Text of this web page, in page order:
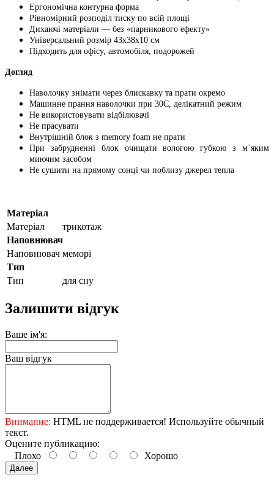
Ергономічна контурна форма
Рівномірний розподіл тиску по всій площі
Дихаючі матеріали — без «парникового ефекту»
Універсальний розмір 43х38х10 см
Підходить для офісу, автомобіля, подорожей
Догляд
Наволочку знімати через блискавку та прати окремо
Машинне прання наволочки при 30C, делікатний режим
Не використовувати відбілювачі
Не прасувати
Внутрішній блок з memory foam не прати
При забрудненні блок очищати вологою губкою з м`яким
миючим засобом
Не сушити на прямому сонці чи поблизу джерел тепла
Матеріал
Матеріал
трикотаж
Наповнювач
Наповнювач меморі
Тип
Тип
для сну
Залишити відгук
Ваше ім'я:
Ваш відгук
Внимание: HTML не поддерживается! Используйте обычный
текст.
Оцените публикацию:
Плохо
Хорошо
Далее